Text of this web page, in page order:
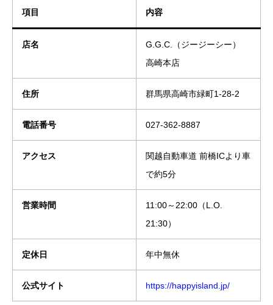
項目 内容
店名
G.G.C.（ジージーシー）
高崎本店
住所 群馬県高崎市緑町1-28-2
電話番号 027-362-8887
アクセス
関越自動車道 前橋ICより車
で約5分
営業時間
11:00～22:00（L.O.
21:30）
定休日 年中無休
公式サイト https://happyisland.jp/